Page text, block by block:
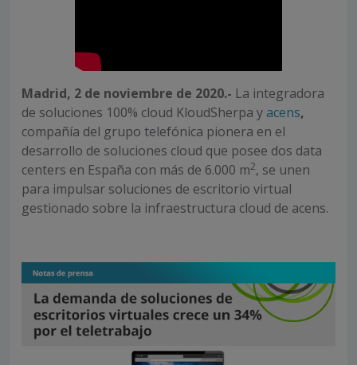
Madrid, 2 de noviembre de 2020.- La integradora
de soluciones 100% cloud KloudSherpa yacens,
compañía del grupo telefónica pionera en el
desarrollo de soluciones cloud que posee dos data
centers en España con más de 6.000 m2, se unen
para impulsar soluciones de escritorio virtual
gestionado sobre la infraestructura cloud de acens.